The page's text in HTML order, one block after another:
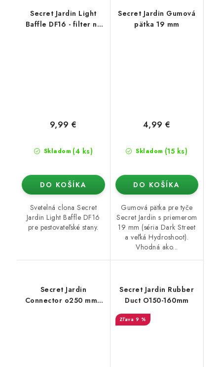
Secret Jardin Light
Baffle DF16 - filter na
Skladom (4 ks)
9,99 €
DO KOŠÍKA
Svetelná clona Secret
Jardin Light Baffle DF16
pre pestovateľské stany.
Secret Jardin Gumová
pätka 19 mm
Skladom (15 ks)
4,99 €
DO KOŠÍKA
Gumová pätka pre tyče
Secret Jardin s priemerom
19 mm (séria Dark Street
a veľká Hydroshoot).
Vhodná ako...
Secret Jardin
Connector o250 mm -
Secret Jardin Rubber
Duct O150-160mm
9 %